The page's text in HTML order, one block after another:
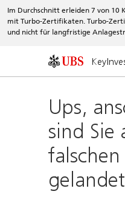
Im Durchschnitt erleiden 7 von 10
mit Turbo-Zertifikaten. Turbo-
und nicht für langfristige
Ups,
sind Sie
gelandet